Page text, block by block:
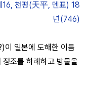
16, 천평(天平, 덴표) 18
년(746)
이 일본에 도해한 이듬
조를 하례하고 방물을